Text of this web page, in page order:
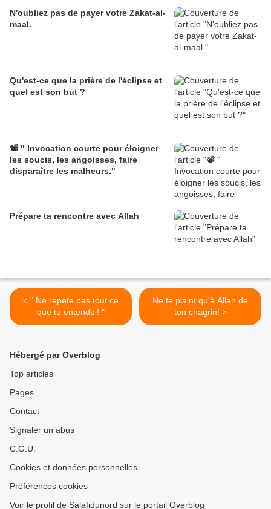
N'oubliez pas de payer votre Zakat-al-
maal.
Qu'est-ce que la prière de l'éclipse et
quel est son but ?
📽️ " Invocation courte pour éloigner
les soucis, les angoisses, faire
disparaître les malheurs."
Prépare ta rencontre avec Allah
< " Ne re‌pe‌te pas tout ce
que tu entends ! "
Ne te plaint qu'à Allah de
ton chagrin! >
Hébergé par Overblog
Top articles
Pages
Contact
Signaler un abus
C.G.U.
Cookies et données personnelles
Préférences cookies
Voir le profil de Salafidunord sur le portail Overblog